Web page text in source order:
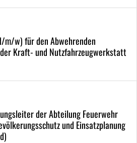
w) für den Abwehrenden
Kraft- und Nutzfahrzeugwerkstatt
der Abteilung Feuerwehr
und Einsatzplanung